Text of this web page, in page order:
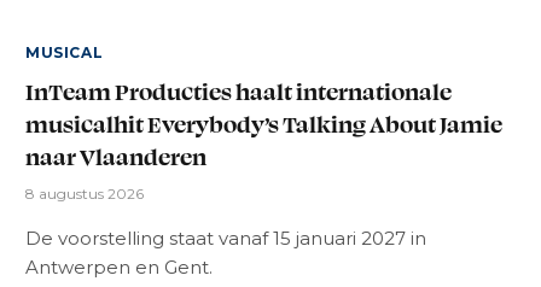
MUSICAL
InTeam Producties haalt internationale
musicalhit Everybody’s Talking About Jamie
naar Vlaanderen
8 augustus 2026
De voorstelling staat vanaf 15 januari 2027 in
Antwerpen en Gent.